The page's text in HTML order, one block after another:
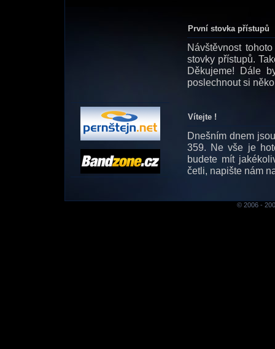
První stovka přístupů
Návštěvnost
stovky přístupů.
Děkujeme! Dále
poslechnout si
Vítejte !
Dnešním dnem
359. Ne vše je
budete mít
četli, napište nám
© 2006 -